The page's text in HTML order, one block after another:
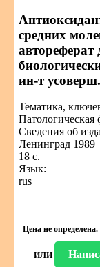
средних
автореферат
ин-т
Тематика,
Патологическая
Сведения об
Ленинград 1989
18 с.
Язык:
rus
Цена не определена.
ИЛИ